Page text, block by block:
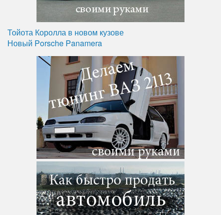
Тойота Королла в новом кузове
Новый Porsche Panamera